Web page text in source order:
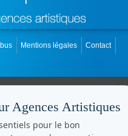
Mentions légales
Contact
Agences Artistiques
pour le bon